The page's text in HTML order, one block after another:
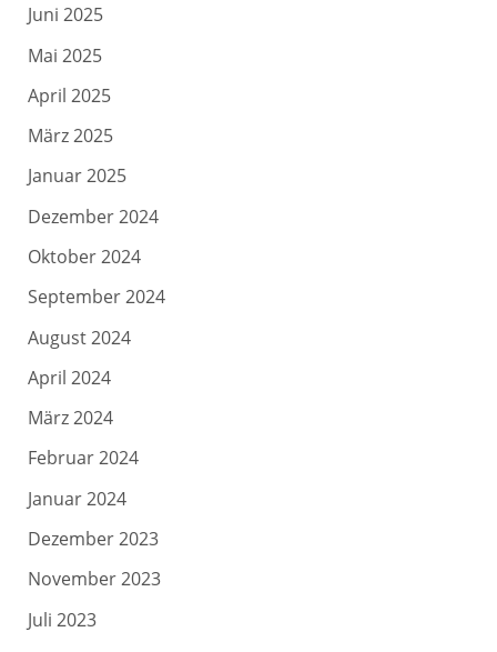
Juni 2025
Mai 2025
April 2025
März 2025
Januar 2025
Dezember 2024
Oktober 2024
September 2024
August 2024
April 2024
März 2024
Februar 2024
Januar 2024
Dezember 2023
November 2023
Juli 2023